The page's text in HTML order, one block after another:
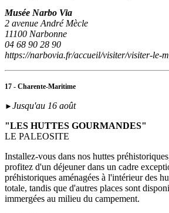
Musée Narbo Via
2 avenue André Mècle
11100 Narbonne
04 68 90 28 90
https://narbovia.fr/accueil/visiter/visiter-le-
17 - Charente-Maritime
► Jusqu'au 16 août
"LES HUTTES GOURMANDES"
LE PALEOSITE
Installez-vous dans nos huttes
profitez d'un déjeuner dans un cadre
préhistoriques aménagées à l'intérieur des
totale, tandis que d'autres places sont
immergées au milieu du campement.